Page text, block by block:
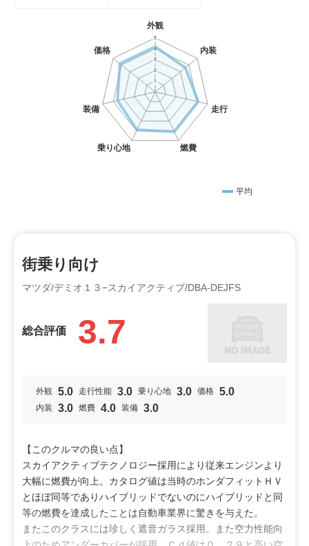
平均
街乗り向け
マツダ/デミオ１３−スカイアクティブ/DBA-DEJFS
総合評価 3.7
外観 5.0 走行性能 3.0 乗り心地 3.0 価格 5.0
内装 3.0 燃費 4.0 装備 3.0
【このクルマの良い点】
スカイアクティブテクノロジー採用により従来エンジンより
大幅に燃費が向上。カタログ値は当時のホンダフィットＨＶ
とほぼ同等でありハイブリッドでないのにハイブリッドと同
等の燃費を達成したことは自動車業界に驚きを与えた。
またこのクラスには珍しく遮音ガラス採用。また空力性能向